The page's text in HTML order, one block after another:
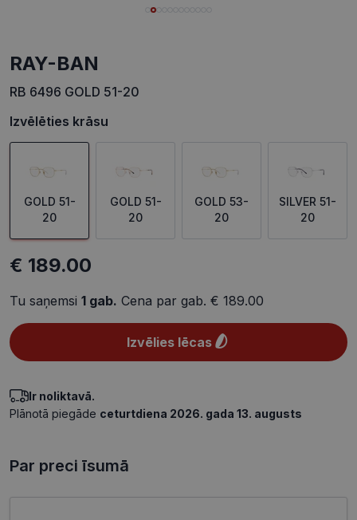
RAY-BAN
RB 6496 GOLD 51-20
Izvēlēties krāsu
GOLD 51-
20
GOLD 51-
20
GOLD 53-
20
SILVER 51-
20
€ 189.00
Tu saņemsi 1 gab. Cena par gab. € 189.00
Izvēlies lēcas
Ir noliktavā.
Plānotā piegāde ceturtdiena 2026. gada 13. augusts
Par preci īsumā